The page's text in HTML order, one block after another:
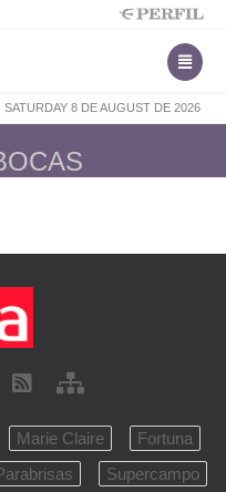
SATURDAY 8 DE AUGUST DE 2026
Marie Claire
Fortuna
Supercampo